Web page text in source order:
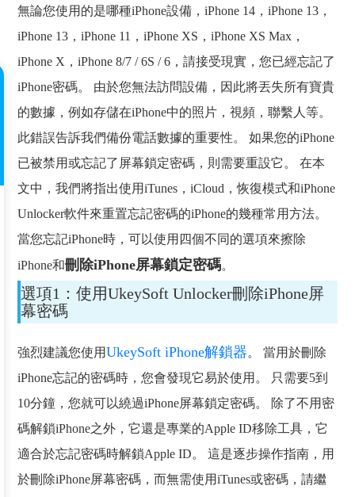
無論您使用的是哪種iPhone設備，iPhone 14，iPhone 13，
iPhone 13，iPhone 11，iPhone XS，iPhone XS Max，
iPhone X，iPhone 8/7 / 6S / 6，請接受現實，您已經忘記了
iPhone密碼。 由於您無法訪問設備，因此將丟失所有寶貴
的數據，例如存儲在iPhone中的照片，視頻，聯繫人等。
此錯誤告訴我們備份電話數據的重要性。 如果您的iPhone
已被禁用或忘記了屏幕鎖定密碼，則需要重設它。 在本
文中，我們將指出使用iTunes，iCloud，恢復模式和iPhone
Unlocker軟件來重置忘記密碼的iPhone的幾種常用方法。
當您忘記iPhone時，可以使用四個不同的選項來擦除
iPhone和刪除iPhone屏幕鎖定密碼。
選項1：使用UkeySoft Unlocker刪除iPhone屏
幕密碼
強烈建議您使用UkeySoft iPhone解鎖器。 當用於刪除
iPhone忘記的密碼時，您會發現它易於使用。 只需要5到
10分鐘，您就可以繞過iPhone屏幕鎖定密碼。 除了不用密
碼解鎖iPhone之外，它還是專業的Apple ID移除工具，它
適合於忘記密碼時解鎖Apple ID。 這是逐步操作指南，用
於刪除iPhone屏幕密碼，而無需使用iTunes或密碼，請繼